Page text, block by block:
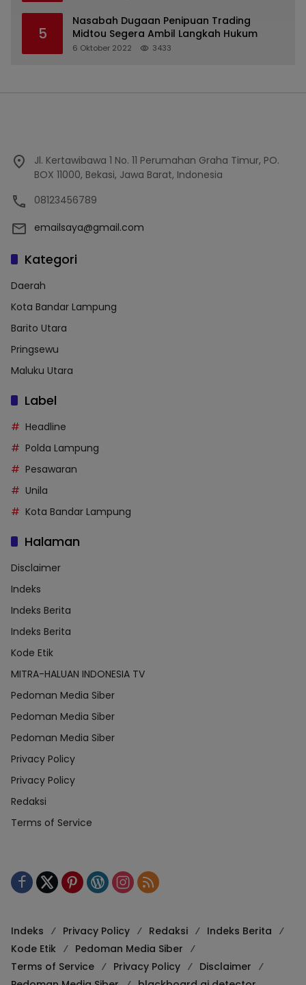
5
Nasabah Dugaan Penipuan Trading
Midtou Segera Ambil Langkah Hukum
6 Oktober 2022 3433
Jl. Kertawibawa 1 No. 11 Perumahan Graha Timur, PO.
BOX 11000, Bekasi, Jawa Barat, Indonesia
08123456789
emailsaya@gmail.com
Kategori
Daerah
Kota Bandar Lampung
Barito Utara
Pringsewu
Maluku Utara
Label
Headline
Polda Lampung
Pesawaran
Unila
Kota Bandar Lampung
Halaman
Disclaimer
Indeks
Indeks Berita
Indeks Berita
Kode Etik
MITRA-HALUAN INDONESIA TV
Pedoman Media Siber
Pedoman Media Siber
Pedoman Media Siber
Privacy Policy
Privacy Policy
Redaksi
Terms of Service
Indeks Privacy Policy Redaksi
Indeks Berita
Kode Etik
Pedoman Media Siber
Terms of Service
Privacy Policy
Disclaimer